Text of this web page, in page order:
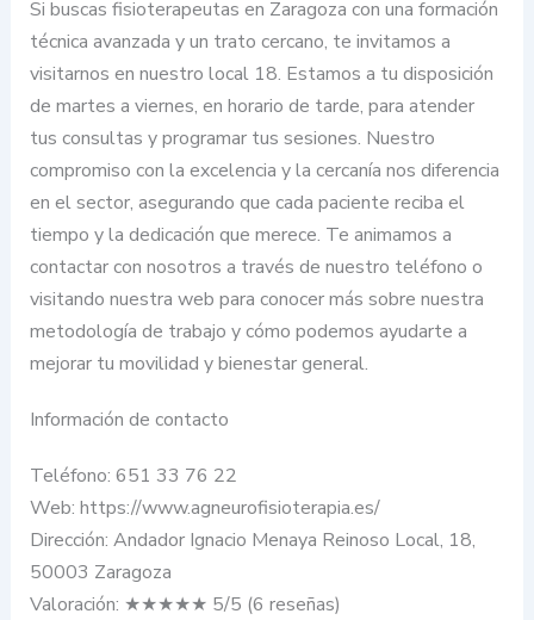
Si buscas fisioterapeutas en Zaragoza con una formación
técnica avanzada y un trato cercano, te invitamos a
visitarnos en nuestro local 18. Estamos a tu disposición
de martes a viernes, en horario de tarde, para atender
tus consultas y programar tus sesiones. Nuestro
compromiso con la excelencia y la cercanía nos diferencia
en el sector, asegurando que cada paciente reciba el
tiempo y la dedicación que merece. Te animamos a
contactar con nosotros a través de nuestro teléfono o
visitando nuestra web para conocer más sobre nuestra
metodología de trabajo y cómo podemos ayudarte a
mejorar tu movilidad y bienestar general.
Información de contacto
Teléfono: 651 33 76 22
Web: https://www.agneurofisioterapia.es/
Dirección: Andador Ignacio Menaya Reinoso Local, 18,
50003 Zaragoza
Valoración: ★★★★★ 5/5 (6 reseñas)